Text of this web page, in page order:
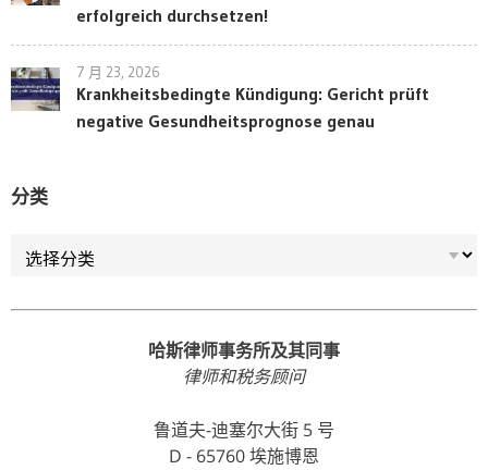
erfolgreich durchsetzen!
7 月 23, 2026
Krankheitsbedingte Kündigung: Gericht prüft
negative Gesundheitsprognose genau
分类
哈斯律师事务所及其同事
律师和税务顾问
鲁道夫-迪塞尔大街 5 号
D - 65760 埃施博恩